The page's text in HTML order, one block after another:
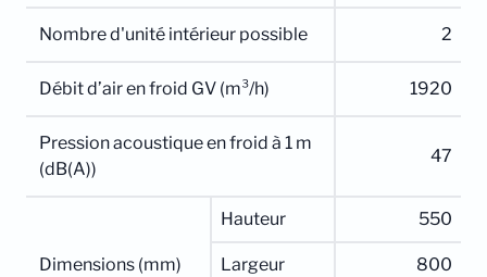
Nombre d'unité intérieur possible 2
Débit d’air en froid GV (m³/h) 1920
Pression acoustique en froid à 1 m
(dB(A))
47
Dimensions (mm)
Hauteur 550
Largeur 800